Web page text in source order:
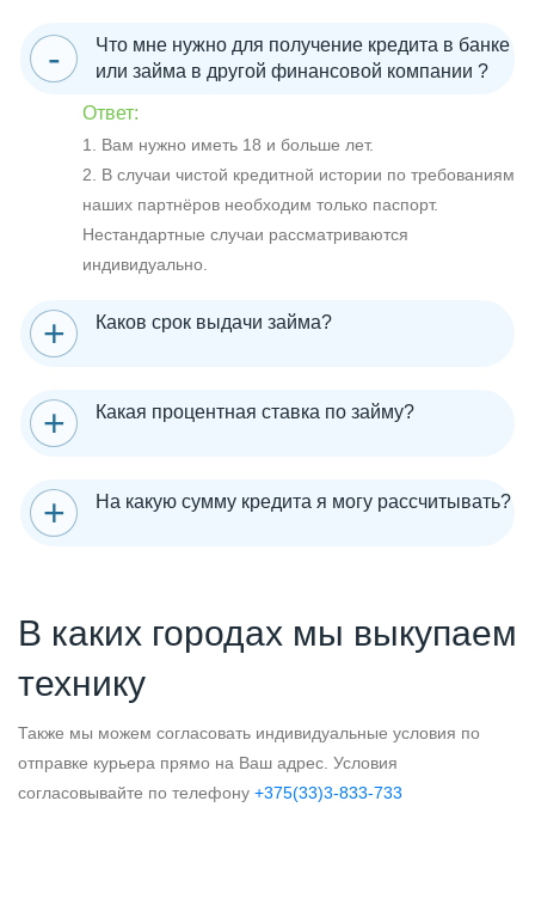
Что мне нужно для получение кредита в банке
или займа в другой финансовой компании ?
Ответ:
1. Вам нужно иметь 18 и больше лет.
2. В случаи чистой кредитной истории по требованиям
наших партнёров необходим только паспорт.
Нестандартные случаи рассматриваются
индивидуально.
Каков срок выдачи займа?
Какая процентная ставка по займу?
На какую сумму кредита я могу рассчитывать?
В каких городах мы выкупаем
технику
Также мы можем согласовать индивидуальные условия по
отправке курьера прямо на Ваш адрес. Условия
согласовывайте по телефону +375(33)3-833-733